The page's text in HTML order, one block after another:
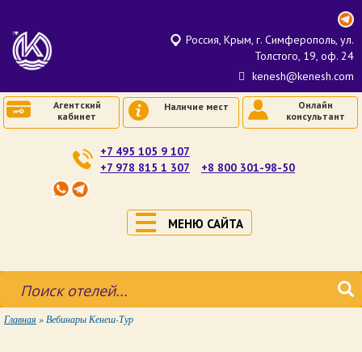
Россия, Крым, г. Симферополь, ул.
Толстого, 19, оф. 24
kenesh@kenesh.com
Агентский
кабинет
Наличие мест
Онлайн
консультант
+7 495 105 9 107
+7 978 815 1 307
+8 800 301-98-50
МЕНЮ САЙТА
Главная » Вебинары Кенеш-Тур